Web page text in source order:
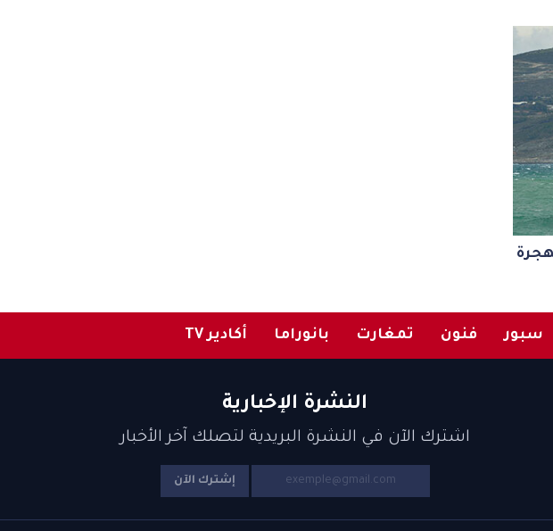
مرشحا للهجرة
سبور فنون تمغارت بانوراما أكادير TV
النشرة الإخبارية
اشترك الآن في النشرة البريدية لتصلك آخر الأخبار
إشترك الآن